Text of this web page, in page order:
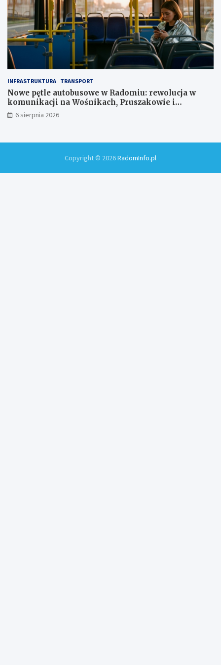
INFRASTRUKTURA TRANSPORT
Nowe pętle autobusowe w Radomiu: rewolucja w
komunikacji na Wośnikach, Pruszakowie i
Zamłyniu
6 sierpnia 2026
Copyright © 2026RadomInfo.pl